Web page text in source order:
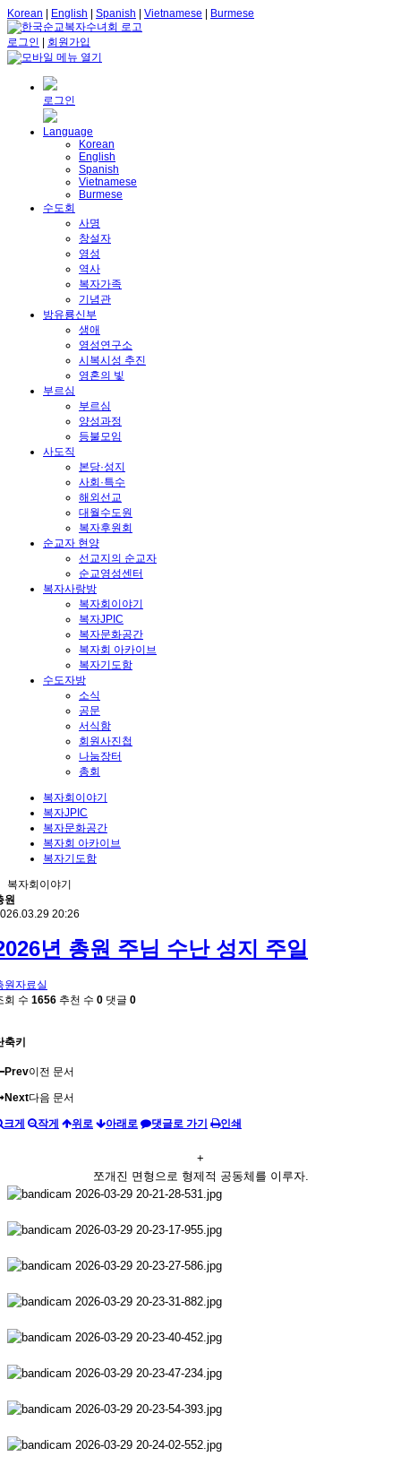
Korean English Spanish Vietnamese Burmese
로그인 회원가입
로그인
Language
Korean
English
Spanish
Vietnamese
Burmese
수도회
사명
창설자
영성
역사
복자가족
기념관
방유룡신부
생애
영성연구소
시복시성 추진
영혼의 빛
부르심
부르심
양성과정
등불모임
사도직
본당·성지
사회·특수
해외선교
대월수도원
복자후원회
순교자 현양
선교지의 순교자
순교영성센터
복자사랑방
복자회이야기
복자JPIC
복자문화공간
복자회 아카이브
복자기도함
수도자방
소식
공문
서식함
회원사진첩
나눔장터
총회
복자회이야기
복자JPIC
복자문화공간
복자회 아카이브
복자기도함
복자회이야기
원
20:26
년 총원 주님 수난 성지 주일
원자료실
회 수 1656 추천 수 0 댓글 0
축키
Prev이전 문서
Next다음 문서
크게 작게 위로 아래로 댓글로 가기 인쇄
+
쪼개진 면형으로 형제적 공동체를 이루자.